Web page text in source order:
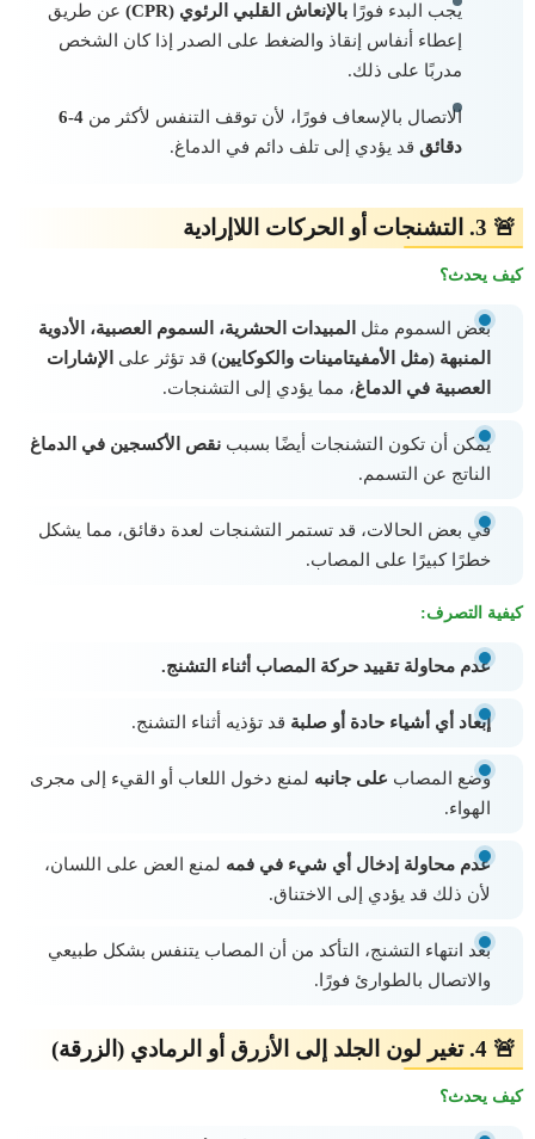
يجب البدء فورًا بالإنعاش القلبي الرئوي (CPR)
عن طريق
إعطاء أنفاس إنقاذ والضغط على الصدر إذا كان الشخص
مدربًا على ذلك.
الاتصال بالإسعاف فورًا، لأن توقف التنفس لأكثر من
4-6
دقائق قد يؤدي إلى تلف دائم في الدماغ.
🚨 3. التشنجات أو الحركات اللاإرادية
كيف يحدث؟
بعض السموم مثل
المبيدات الحشرية، السموم العصبية، الأدوية
المنبهة (مثل الأمفيتامينات والكوكايين) قد تؤثر على
الإشارات
العصبية في الدماغ، مما يؤدي إلى التشنجات.
يمكن أن تكون التشنجات أيضًا بسبب نقص الأكسجين في الدماغ
الناتج عن التسمم.
في بعض الحالات، قد تستمر التشنجات لعدة دقائق، مما يشكل
خطرًا كبيرًا على المصاب.
كيفية التصرف:
عدم محاولة تقييد حركة المصاب أثناء التشنج.
إبعاد أي أشياء حادة أو صلبة قد تؤذيه أثناء التشنج.
وضع المصاب على جانبه لمنع دخول اللعاب أو القيء إلى مجرى
الهواء.
عدم محاولة إدخال أي شيء في فمه لمنع العض على اللسان،
لأن ذلك قد يؤدي إلى الاختناق.
بعد انتهاء التشنج، التأكد من أن المصاب يتنفس بشكل طبيعي
والاتصال بالطوارئ فورًا.
🚨 4. تغير لون الجلد إلى الأزرق أو الرمادي (الزرقة)
كيف يحدث؟